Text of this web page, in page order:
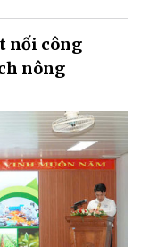
nối công
nông